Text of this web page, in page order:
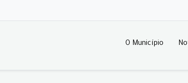
O Município